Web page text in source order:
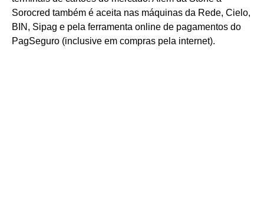
Sorocred também é aceita nas máquinas da Rede, Cielo,
BIN, Sipag e pela ferramenta online de pagamentos do
PagSeguro (inclusive em compras pela internet).